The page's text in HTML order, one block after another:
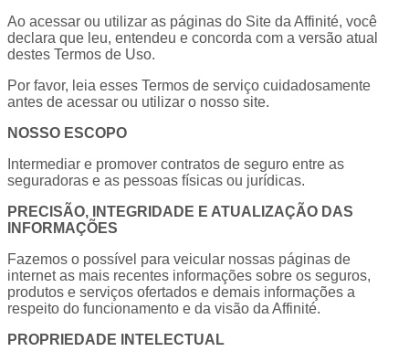
Ao acessar ou utilizar as páginas do Site da Affinité, você
declara que leu, entendeu e concorda com a versão atual
destes Termos de Uso.
Por favor, leia esses Termos de serviço cuidadosamente
antes de acessar ou utilizar o nosso site.
NOSSO ESCOPO
Intermediar e promover contratos de seguro entre as
seguradoras e as pessoas físicas ou jurídicas.
PRECISÃO, INTEGRIDADE E ATUALIZAÇÃO DAS
INFORMAÇÕES
Fazemos o possível para veicular nossas páginas de
internet as mais recentes informações sobre os seguros,
produtos e serviços ofertados e demais informações a
respeito do funcionamento e da visão da Affinité.
PROPRIEDADE INTELECTUAL